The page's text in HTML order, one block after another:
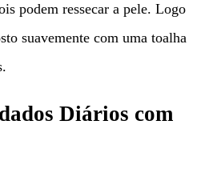
podem ressecar a pele. Logo
suavemente com uma toalha
Diários com